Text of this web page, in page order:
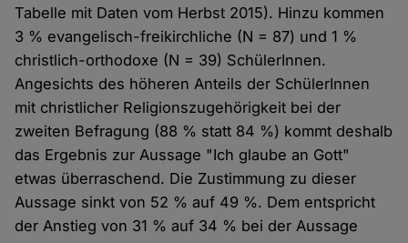
Tabelle mit Daten vom Herbst 2015). Hinzu kommen
3 % evangelisch-freikirchliche (N = 87) und 1 %
christlich-orthodoxe (N = 39) SchülerInnen.
Angesichts des höheren Anteils der SchülerInnen
mit christlicher Religionszugehörigkeit bei der
zweiten Befragung (88 % statt 84 %) kommt deshalb
das Ergebnis zur Aussage "Ich glaube an Gott"
etwas überraschend. Die Zustimmung zu dieser
Aussage sinkt von 52 % auf 49 %. Dem entspricht
der Anstieg von 31 % auf 34 % bei der Aussage